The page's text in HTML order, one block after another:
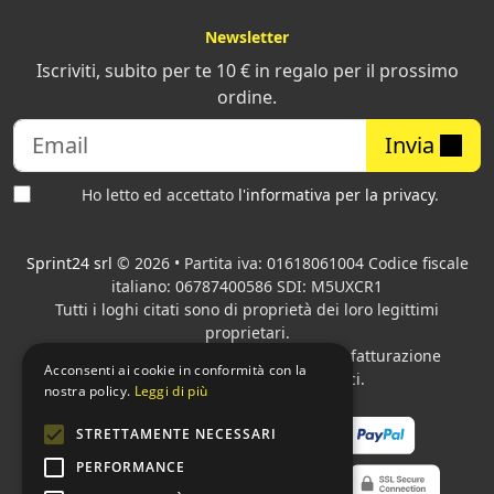
direzionali, segnaletica aziendale interna. Il peso ridotto
facilita l'installazione su pareti leggere, controsoffitti e
sistemi a binario. La stampa UV garantisce colori stabili
per tutta la durata dell'esposizione. Per chi cerca la
stessa gamma con terminologia commerciale, la pagina
stampa su pannelli piumaoffre lo stesso configuratore.
showroom. Il pannello da 19 mm è la scelta per
strutture che devono mantenere la planarità in verticale
senza supporto aggiuntivo.
Segnaletica da interno.Indicazioni di percorso,
planimetrie, pannelli di orientamento in strutture
complesse come ospedali, centri commerciali, sedi
aziendali. La superficie piana garantisce leggibilità
uniforme anche su pannelli di grande formato.
Newsletter
Iscriviti, subito per te 10 € in regalo per il prossimo
ordine.
Invia
Ho letto ed accettato l'informativa per la privacy.
Sprint24 srl © 2026 • Partita iva: 01618061004 Codice fiscale
italiano: 06787400586 SDI: M5UXCR1
Tutti i loghi citati sono di proprietà dei loro legittimi
proprietari.
adibita alla fatturazione
elettronica per gli Enti pubblici.
Acconsenti ai cookie in conformità con la
nostra policy. Leggi di più
STRETTAMENTE NECESSARI
PERFORMANCE